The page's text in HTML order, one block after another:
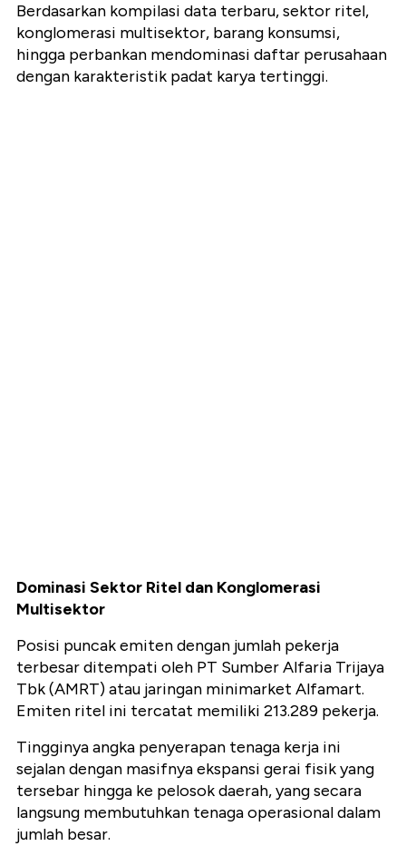
Berdasarkan kompilasi data terbaru, sektor ritel,
konglomerasi multisektor, barang konsumsi,
hingga perbankan mendominasi daftar perusahaan
dengan karakteristik padat karya tertinggi.
Dominasi Sektor Ritel dan Konglomerasi
Multisektor
Posisi puncak emiten dengan jumlah pekerja
terbesar ditempati oleh PT Sumber Alfaria Trijaya
Tbk (AMRT) atau jaringan minimarket Alfamart.
Emiten ritel ini tercatat memiliki 213.289 pekerja.
Tingginya angka penyerapan tenaga kerja ini
sejalan dengan masifnya ekspansi gerai fisik yang
tersebar hingga ke pelosok daerah, yang secara
langsung membutuhkan tenaga operasional dalam
jumlah besar.